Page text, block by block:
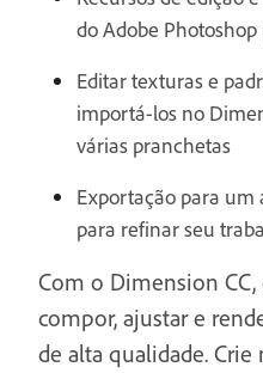
do Adobe
Editar texturas e
importá-los no
várias pranchetas
Exportação para um
para refinar seu
Com o Dimension
compor, ajustar e
de alta qualidade.